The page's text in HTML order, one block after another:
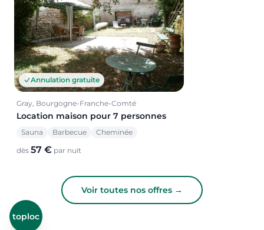
Annulation gratuite
Gray, Bourgogne-Franche-Comté
Location maison pour 7 personnes
Sauna Barbecue Cheminée
dès 57 € par nuit
Voir toutes nos offres →
toploc